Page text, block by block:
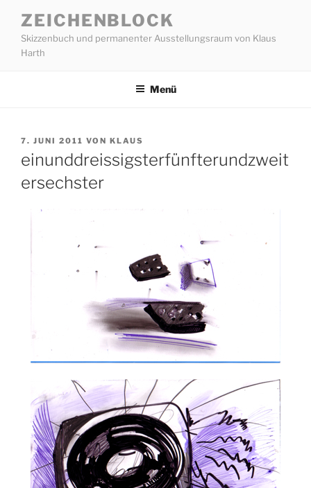
Inhalt
springen
ZEICHENBLOCK
Skizzenbuch und permanenter Ausstellungsraum von Klaus
Harth
Menü
VERÖFFENTLICHT
AM
7. JUNI 2011 VON KLAUS
einunddreissigsterfünfterundzweit
ersechster